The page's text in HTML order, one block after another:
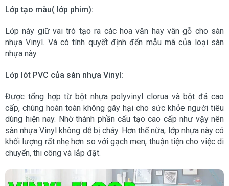
Lớp tạo màu( lớp phim):
Lớp này giữ vai trò tạo ra các hoa văn hay vân gỗ cho sàn
nhựa Vinyl. Và có tính quyết định đến mẫu mã của loại sàn
nhựa này.
Lớp lót PVC của sàn nhựa Vinyl:
Được tổng hợp từ bột nhựa polyvinyl clorua và bột đá cao
cấp, chúng hoàn toàn không gây hại cho sức khỏe người tiêu
dùng hiện nay. Nhờ thành phần cấu tạo cao cấp như vậy nên
sàn nhựa Vinyl không dễ bị cháy. Hơn thế nữa, lớp nhựa này có
khối lượng rất nhẹ hơn so với gạch men, thuận tiện cho việc di
chuyển, thi công và lắp đặt.